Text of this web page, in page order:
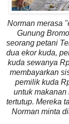
Norman merasa
Gunung
seorang petani
dua ekor kuda,
kuda sewanya
membayarkan
pemilik kuda
untuk
tertutup. Mereka
Norman minta